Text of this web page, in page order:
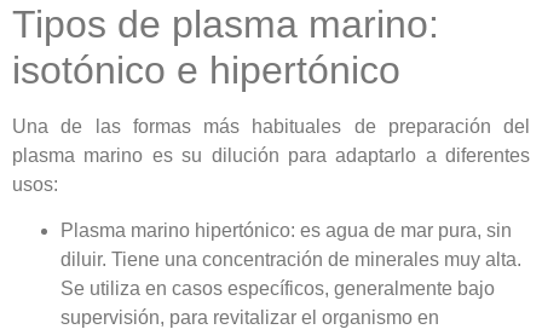
Tipos de plasma marino:
isotónico e hipertónico
Una de las formas más habituales de preparación del
plasma marino es su dilución para adaptarlo a diferentes
usos:
Plasma marino hipertónico: es agua de mar pura, sin
diluir. Tiene una concentración de minerales muy alta.
Se utiliza en casos específicos, generalmente bajo
supervisión, para revitalizar el organismo en